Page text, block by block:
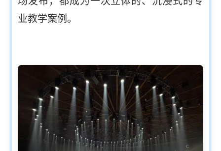
业教学案例。